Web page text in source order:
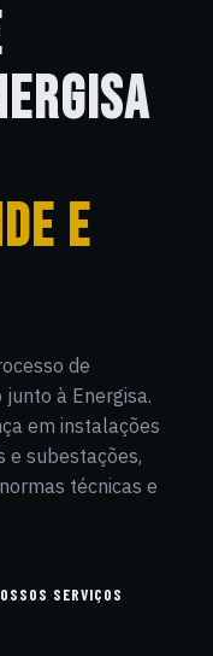
E
de
à Energisa.
em instalações
e subestações,
técnicas e
SERVIÇOS